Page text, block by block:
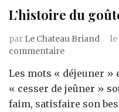
L’histoire du
par Le Chateau Briand le
commentairesur
du
goûter
Les mots « déjeuner
« cesser de jeûner »
faim, satisfaire son